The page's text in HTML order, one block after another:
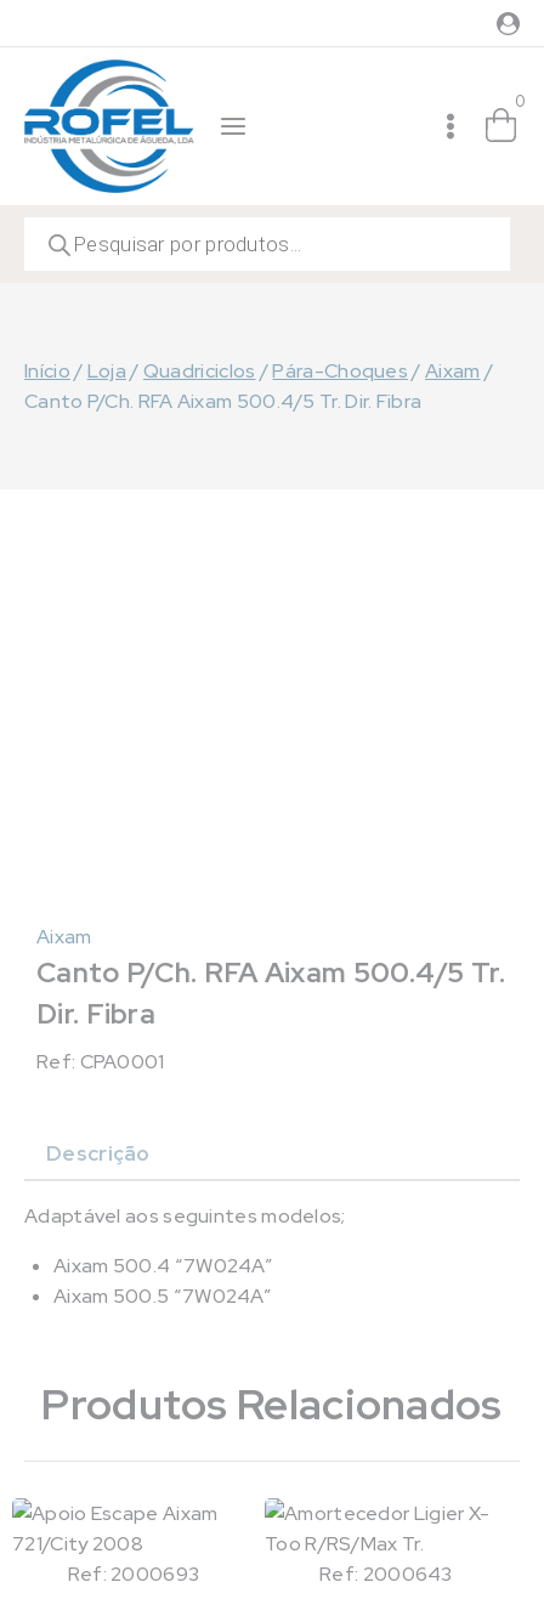
to
content
0
search
Início/Loja /Quadriciclos /Pára-Choques /Aixam /
Canto P/Ch. RFA Aixam 500.4/5 Tr. Dir. Fibra
Aixam
Canto P/Ch. RFA Aixam 500.4/5 Tr.
Dir. Fibra
Ref: CPA0001
Descrição
Adaptável aos seguintes modelos;
Aixam 500.4 “7W024A”
Aixam 500.5 “7W024A”
Produtos Relacionados
Ref: 2000693
Ref: 2000643